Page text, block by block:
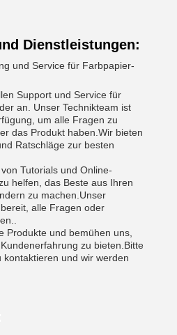
Dienstleistungen:
und Service für Farbpapier-
Support und Service für
an. Unser Technikteam ist
um alle Fragen zu
das Produkt haben.Wir bieten
Ratschläge zur besten
Tutorials und Online-
helfen, das Beste aus Ihren
zu machen.Unser
alle Fragen oder
Produkte und bemühen uns,
zu bieten.Bitte
und wir werden